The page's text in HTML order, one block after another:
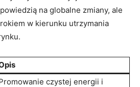
na globalne zmiany, ale
w kierunku utrzymania
czystej energii i